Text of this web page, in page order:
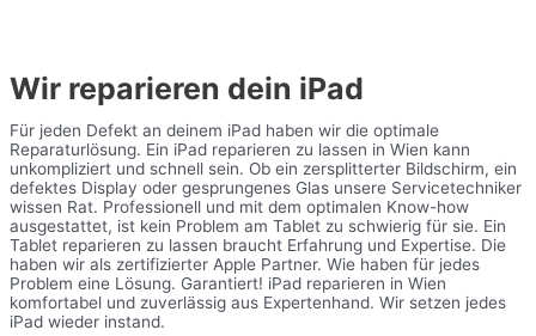
Wir reparieren dein iPad
Für jeden Defekt an deinem iPad haben wir die optimale
Reparaturlösung. Ein iPad reparieren zu lassen in Wien kann
unkompliziert und schnell sein. Ob ein zersplitterter Bildschirm, ein
defektes Display oder gesprungenes Glas unsere Servicetechniker
wissen Rat. Professionell und mit dem optimalen Know-how
ausgestattet, ist kein Problem am Tablet zu schwierig für sie. Ein
Tablet reparieren zu lassen braucht Erfahrung und Expertise. Die
haben wir als zertifizierter Apple Partner. Wie haben für jedes
Problem eine Lösung. Garantiert! iPad reparieren in Wien
komfortabel und zuverlässig aus Expertenhand. Wir setzen jedes
iPad wieder instand.